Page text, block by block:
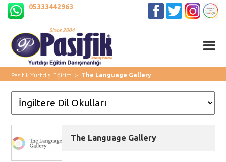
05333442963
Pasifik Yurtdışı Eğitim> The Language Gallery
The Language Gallery